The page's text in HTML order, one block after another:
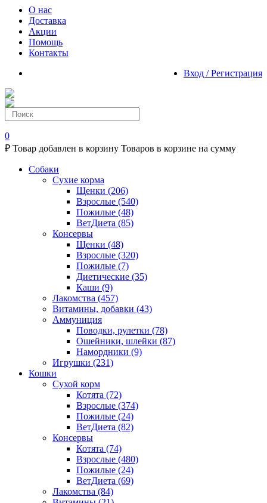
О нас
Доставка
Акции
Помощь
Контакты
Вход / Регистрация
0
₽ Товар добавлен в корзину Товаров в корзине на сумму
Собаки
Сухие корма
Щенки (206)
Взрослые (540)
Пожилые (48)
ВетДиета (85)
Консервы
Щенки (48)
Взрослые (320)
Пожилые (7)
Диетические (35)
Каши (9)
Лакомства (457)
Витамины, добавки (43)
Аммуниция
Поводки, рулетки (78)
Ошейники, шлейки (87)
Намордники (9)
Игрушки (231)
Кошки
Сухой корм
Котята (72)
Взрослые (374)
Пожилые (24)
ВетДиета (82)
Консервы
Котята (74)
Взрослые (480)
Пожилые (24)
ВетДиета (69)
Лакомства (84)